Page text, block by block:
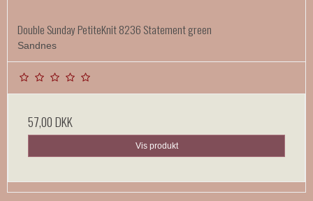
Double Sunday PetiteKnit 8236 Statement green
Sandnes
57,00 DKK
Vis produkt